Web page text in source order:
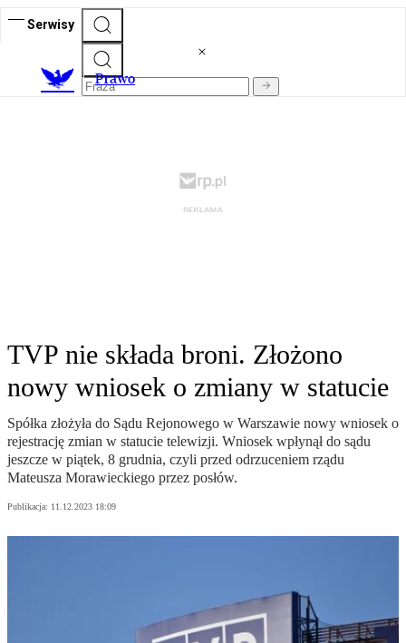
Serwisy
Prawo
TVP nie składa broni. Złożono
nowy wniosek o zmiany w statucie
Spółka złożyła do Sądu Rejonowego w Warszawie nowy wniosek o
rejestrację zmian w statucie telewizji. Wniosek wpłynął do sądu
jeszcze w piątek, 8 grudnia, czyli przed odrzuceniem rządu
Mateusza Morawieckiego przez posłów.
Publikacja: 11.12.2023 18:09